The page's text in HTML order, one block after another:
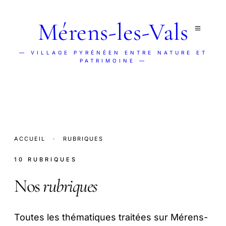
Mérens-les-Vals
— VILLAGE PYRÉNÉEN ENTRE NATURE ET
PATRIMOINE —
ACCUEIL · RUBRIQUES
10 RUBRIQUES
Nosrubriques
Toutes les thématiques traitées sur Mérens-